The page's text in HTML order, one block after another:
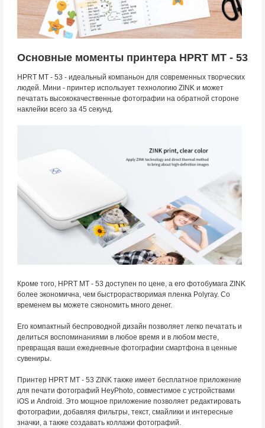
Основные моменты принтера HPRT MT - 53
HPRT MT - 53 - идеальный компаньон для современных творческих
людей. Мини - принтер использует технологию ZINK и может
печатать высококачественные фотографии на обратной стороне
наклейки всего за 45 секунд.
Кроме того, HPRT MT - 53 доступен по цене, а его фотобумага ZINK
более экономична, чем быстрорастворимая пленка Polyray. Со
временем вы можете сэкономить много денег.
Его компактный беспроводной дизайн позволяет легко печатать и
делиться воспоминаниями в любое время и в любом месте,
превращая ваши ежедневные фотографии смартфона в ценные
сувениры.
Принтер HPRT MT - 53 ZINK также имеет бесплатное приложение
для печати фотографий HeyPhoto, совместимое с устройствами
iOS и Android. Это мощное приложение позволяет редактировать
фотографии, добавляя фильтры, текст, смайлики и интересные
значки, а также создавать коллажи фотографий.